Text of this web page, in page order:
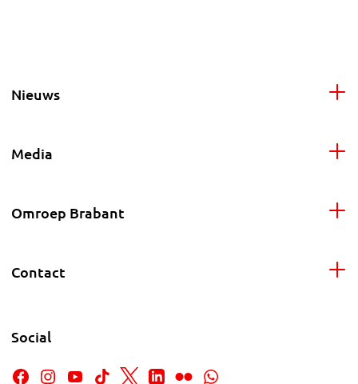
Nieuws
Media
Omroep Brabant
Contact
Social